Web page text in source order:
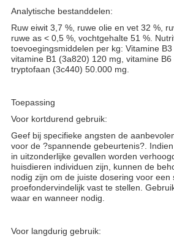
Analytische bestanddelen:
Ruw eiwit 3,7 %, ruwe olie en vet 32 %,
ruwe as < 0,5 %, vochtgehalte 51 %.
toevoegingsmiddelen per kg: Vitamine B3
vitamine B1 (3a820) 120 mg, vitamine
tryptofaan (3c440) 50.000 mg.
Toepassing
Voor kortdurend gebruik:
Geef bij specifieke angsten de
voor de ?spannende gebeurtenis?.
in uitzonderlijke gevallen worden
huisdieren individuen zijn, kunnen de
nodig zijn om de juiste dosering voor een
proefondervindelijk vast te stellen.
waar en wanneer nodig.
Voor langdurig gebruik: